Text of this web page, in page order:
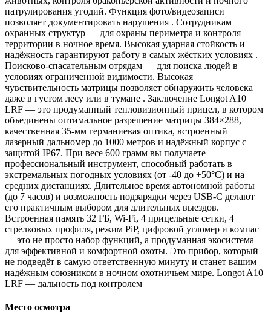
патрулирования угодий. Функция фото/видеозаписи
позволяет документировать нарушения . Сотрудникам
охранных структур — для охраны периметра и контроля
территории в ночное время. Высокая ударная стойкость и
надёжность гарантируют работу в самых жёстких условиях .
Поисково-спасательным отрядам — для поиска людей в
условиях ограниченной видимости. Высокая
чувствительность матрицы позволяет обнаружить человека
даже в густом лесу или в тумане . Заключение Longot A10
LRF — это продуманный тепловизионный прицел, в котором
объединены оптимальное разрешение матрицы 384×288,
качественная 35-мм германиевая оптика, встроенный
лазерный дальномер до 1000 метров и надёжный корпус с
защитой IP67. При весе 600 грамм вы получаете
профессиональный инструмент, способный работать в
экстремальных погодных условиях (от -40 до +50°C) и на
средних дистанциях. Длительное время автономной работы
(до 7 часов) и возможность подзарядки через USB-C делают
его практичным выбором для длительных выездов.
Встроенная память 32 ГБ, Wi-Fi, 4 прицельные сетки, 4
стрелковых профиля, режим PiP, цифровой угломер и компас
— это не просто набор функций, а продуманная экосистема
для эффективной и комфортной охоты. Это прибор, который
не подведёт в самую ответственную минуту и станет вашим
надёжным союзником в ночном охотничьем мире. Longot A10
LRF — дальность под контролем
Место осмотра